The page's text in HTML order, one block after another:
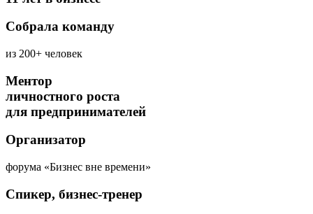
Собрала команду
из 200+ человек
Ментор
личностного роста
для предпринимателей
Организатор
форума «Бизнес вне времени»
Спикер, бизнес-тренер